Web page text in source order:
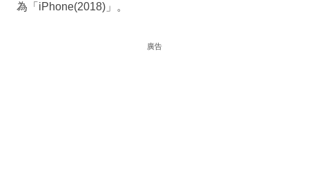
為「iPhone(2018)」。
廣告